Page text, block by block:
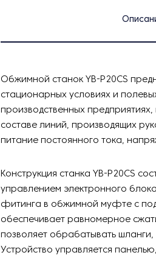
Обжимной станок YB-P20CS
стационарных условиях и
производственных
составе линий, производящих
питание постоянного тока,
Конструкция станка YB-P20CS
управлением электронного
фитинга в обжимной муфте с
обеспечивает равномерное
позволяет обрабатывать
Устройство управляется